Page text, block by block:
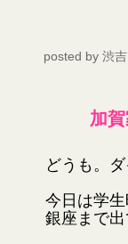
posted by 渋吉
加
どうも。
今日は学
銀座まで